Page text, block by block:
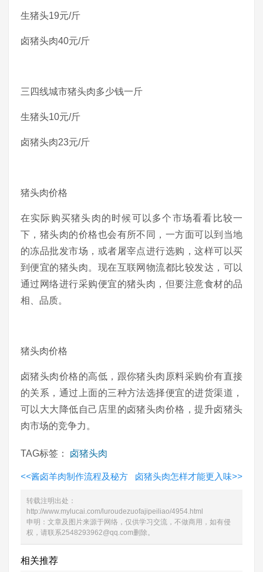
生猪头19元/斤
卤猪头肉40元/斤
三四线城市猪头肉多少钱一斤
生猪头10元/斤
卤猪头肉23元/斤
猪头肉价格
在实际购买猪头肉的时候可以多个市场看看比较一
下，猪头肉的价格也会有所不同，一方面可以到当地
的冻品批发市场，或者屠宰点进行选购，这样可以买
到便宜的猪头肉。现在互联网物流都比较发达，可以
通过网络进行采购便宜的猪头肉，但要注意食材的品
相、品质。
猪头肉价格
卤猪头肉价格的高低，跟你猪头肉原料采购价有直接
的关系，通过上面的三种方法选择便宜的进货渠道，
可以大大降低自己店里的卤猪头肉价格，提升卤猪头
肉市场的竞争力。
TAG标签： 卤猪头肉
<<酱卤羊肉制作流程及秘方 卤猪头肉怎样才能更入味>>
转载注明出处：
http://www.mylucai.com/luroudezuofajipeiliao/4954.html
申明：文章及图片来源于网络，仅供学习交流，不做商用，如有侵
权，请联系2548293962@qq.com删除。
相关推荐